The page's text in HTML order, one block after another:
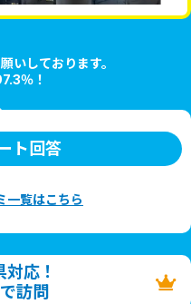
いしております。
％！
ト回答
一覧はこちら
応！
訪問